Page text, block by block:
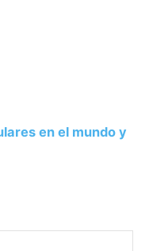
en el mundo y